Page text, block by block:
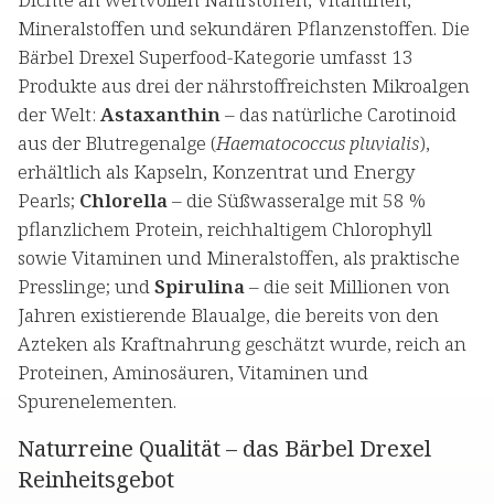
Mineralstoffen und sekundären Pflanzenstoffen. Die
Bärbel Drexel Superfood-Kategorie umfasst 13
Produkte aus drei der nährstoffreichsten Mikroalgen
der Welt: Astaxanthin– das natürliche Carotinoid
aus der Blutregenalge (Haematococcus pluvialis),
erhältlich als Kapseln, Konzentrat und Energy
Pearls; Chlorella– die Süßwasseralge mit 58 %
pflanzlichem Protein, reichhaltigem Chlorophyll
sowie Vitaminen und Mineralstoffen, als praktische
Presslinge; undSpirulina– die seit Millionen von
Jahren existierende Blaualge, die bereits von den
Azteken als Kraftnahrung geschätzt wurde, reich an
Proteinen, Aminosäuren, Vitaminen und
Spurenelementen.
Naturreine Qualität – das Bärbel Drexel
Reinheitsgebot